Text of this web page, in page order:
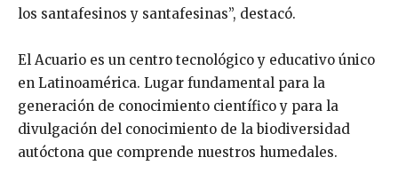
los santafesinos y santafesinas”, destacó.
El Acuario es un centro tecnológico y educativo único
en Latinoamérica. Lugar fundamental para la
generación de conocimiento científico y para la
divulgación del conocimiento de la biodiversidad
autóctona que comprende nuestros humedales.